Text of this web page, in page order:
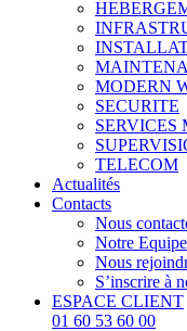
MODERN
SECURITE
SERVICES
TELECOM
Actualités
Contacts
Nous
Notre Equipe
Nous
S’inscrire à
ESPACE CLIENT
01 60 53 60 00